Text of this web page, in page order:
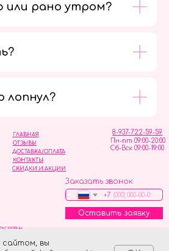
сайтом, вы
или рано утром?
лопнул?
ОТЗЫВЫ
ГЛАВНАЯ
ДОСТАВКА/ОПЛАТА
СКИДКИ И АКЦИИ
КОНТАКТЫ
8-937-722-59-59
Пн-пт 09:00-20:00
Сб-Вск 09:00-19:00
Заказать звонок
+7
Оставить заявку